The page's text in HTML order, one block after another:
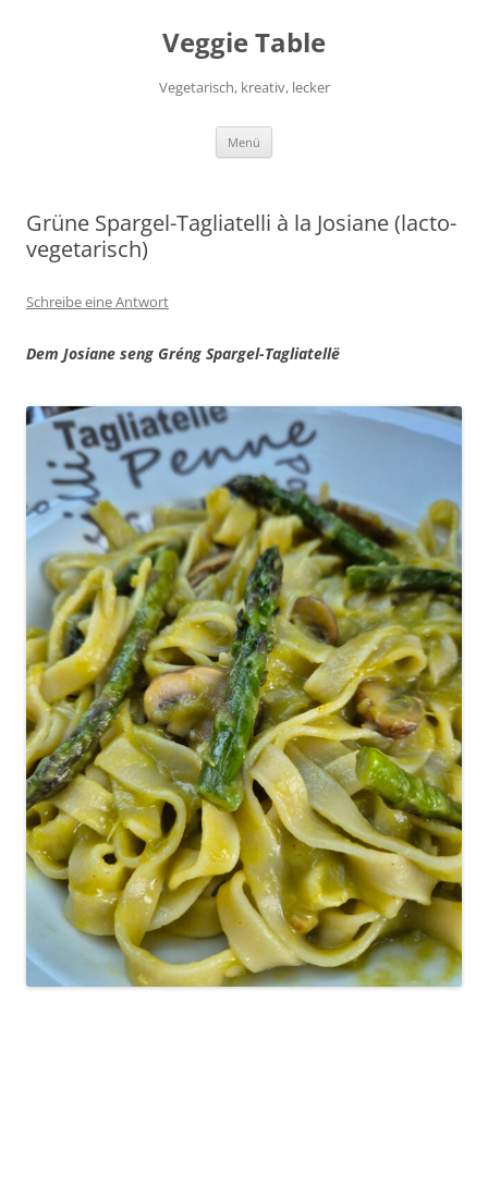
Veggie Table
Vegetarisch, kreativ, lecker
Menü
Grüne Spargel-Tagliatelli à la Josiane (lacto-
vegetarisch)
Schreibe eine Antwort
Dem Josiane seng Gréng Spargel-Tagliatellë